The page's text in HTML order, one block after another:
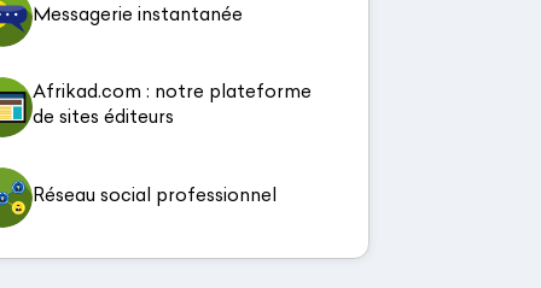
Messagerie instantanée
Afrikad.com : notre plateforme
de sites éditeurs
Réseau social professionnel